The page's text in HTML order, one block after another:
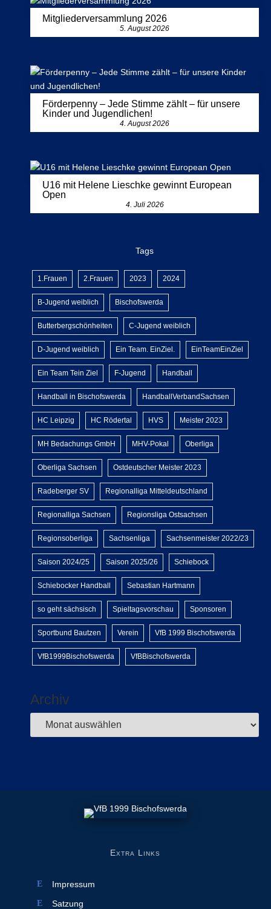
Mitgliederversammlung 2026
5. August 2026
Förderpenny – Jede Stimme zählt – für unsere
Kinder und Jugendlichen!
4. August 2026
U16 mit Helene Lieschke gewinnt European
Open
4. Juli 2026
Tags
1.Frauen 2.Frauen 2023 2024
B-Jugend weiblich Bischofswerda
Butterbergschönheiten C-Jugend weiblich
D-Jugend weiblich Ein Team. EinZiel. EinTeamEinZiel
Ein Team Tein Ziel F-Jugend Handball
Handball in Bischofswerda HandballVerbandSachsen
HC Leipzig HC Rödertal HVS Meister 2023
MH Bedachungs GmbH MHV-Pokal Oberliga
Oberliga Sachsen Ostdeutscher Meister 2023
Radeberger SV Regionalliga Mitteldeutschland
Regionalliga Sachsen Regionsliga Ostsachsen
Regionsoberliga Sachsenliga Sachsenmeister 2022/23
Saison 2024/25 Saison 2025/26 Schiebock
Schiebocker Handball Sebastian Hartmann
so geht sächsisch Spieltagsvorschau Sponsoren
Sportbund Bautzen Verein VfB 1999 Bischofswerda
VfB1999Bischofswerda VfBBischofswerda
Archiv
Extra Links
Impressum
Satzung